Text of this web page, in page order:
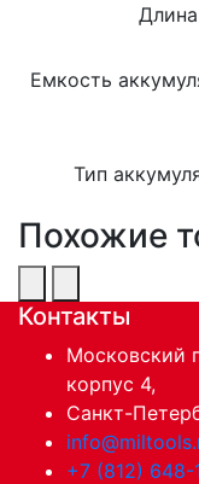
Емкость
Тип
Похожие
Контакты
Московский
корпус 4,
Санкт-
+7 (812) 648-